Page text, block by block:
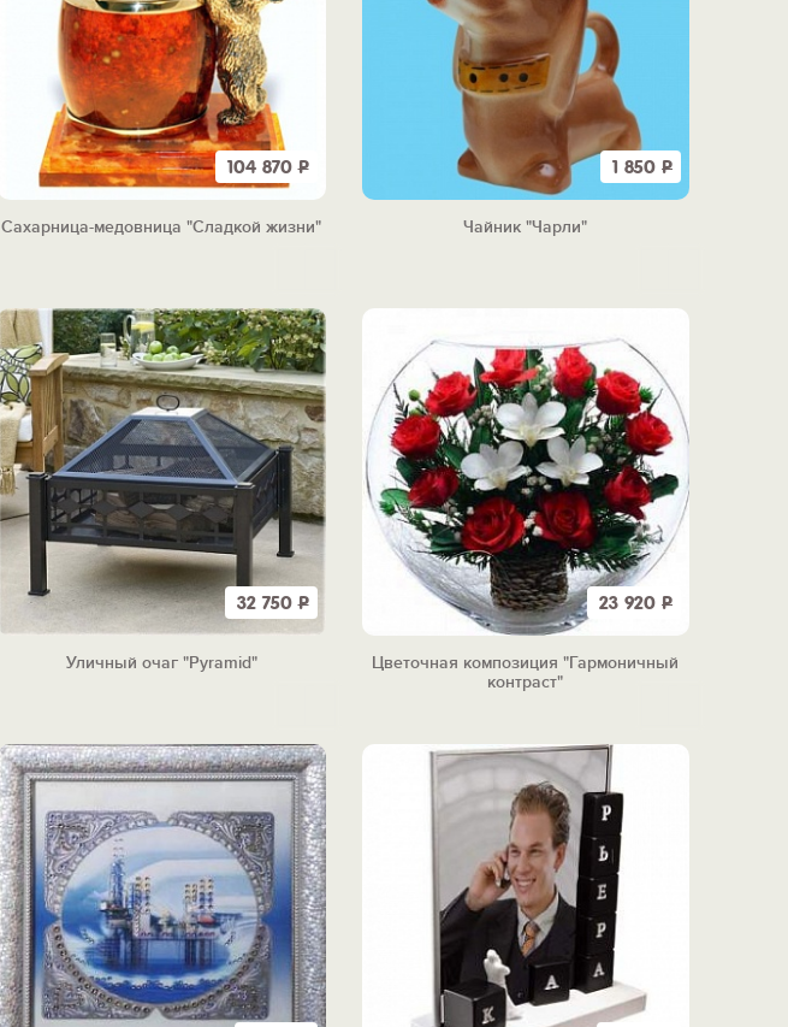
104 870Р
Сахарница-медовница "Сладкой жизни"
1 850 Р
Чайник "Чарли"
32 750Р
Уличный очаг "Pyramid"
23 920 Р
Цветочная композиция "Гармоничный
контраст"